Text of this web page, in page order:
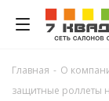
Главная - О
защитные роллеты